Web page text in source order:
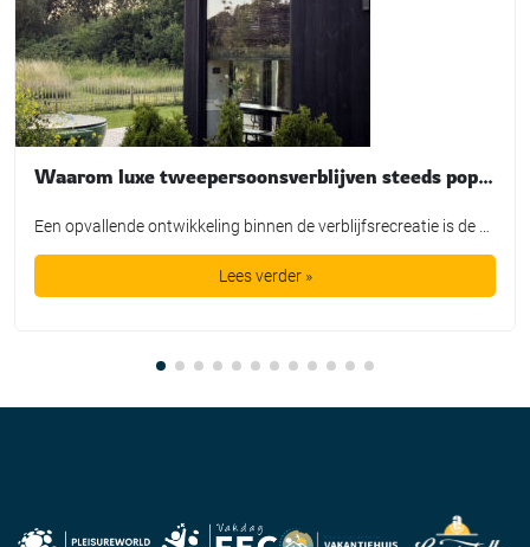
Waarom luxe tweepersoonsverblijven steeds populairder worden. Langs de Polder laat zien hoe een kleinschalig concept inspeelt op de veranderende vraag in de recreatiesector.
Lees verder »